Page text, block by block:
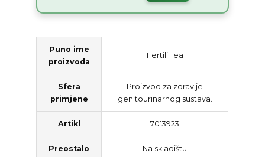
Puno ime
proizvoda
Fertili Tea
Sfera
primjene
Proizvod za zdravlje
genitourinarnog sustava.
Artikl 7013923
Preostalo Na skladištu